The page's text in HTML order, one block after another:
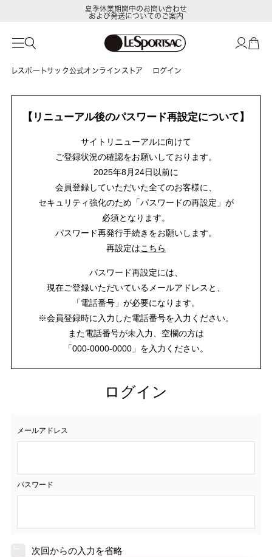
夏季休業期間中のお問い合わせ
および発送についてのご案内
レスポートサック公式オンラインストア ログイン
【リニューアル後のパスワード再設定について】
サイトリニューアルに向けて
ご登録状況の確認をお願いしております。
2025年8月24日以前に
会員登録していただいた全てのお客様に、
セキュリティ強化のため「パスワードの再設定」が
必須となります。
パスワード再発行手続きをお願いします。
再設定はこちら
パスワード再設定には、
現在ご登録いただいているメールアドレスと、
「電話番号」が必要になります。
※会員登録時に入力した電話番号を入力ください。
また電話番号が未入力、空欄の方は
「000-0000-0000」を入力ください。
ログイン
メールアドレス
パスワード
次回からの入力を省略